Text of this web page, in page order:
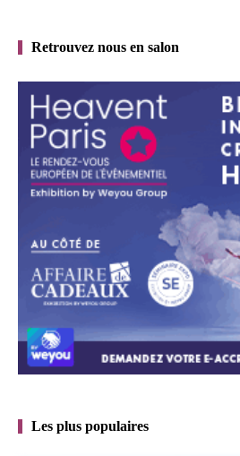
Retrouvez nous en salon
Les plus populaires